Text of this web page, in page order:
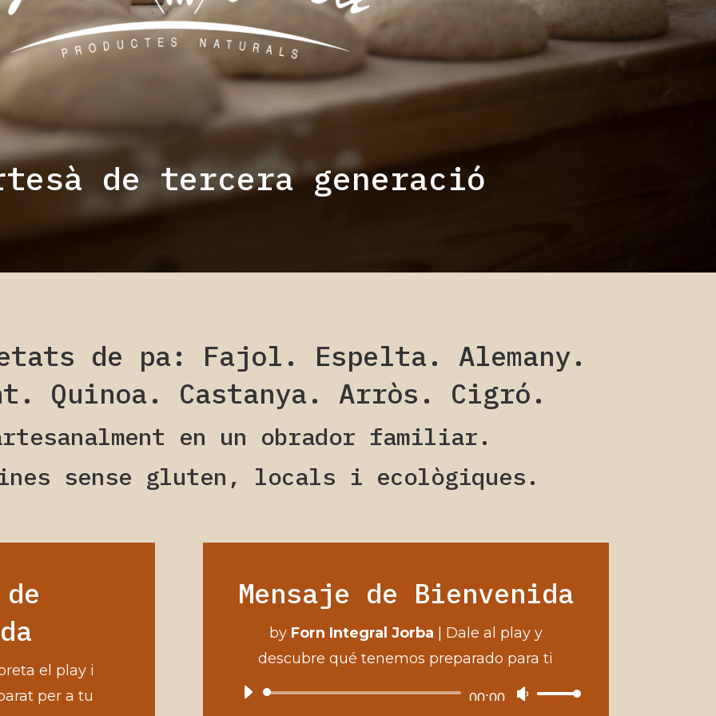
de tercera generació
de pa: Fajol. Espelta. Alemany.
Quinoa. Castanya. Arròs. Cigró.
en un obrador familiar.
sense gluten, locals i ecològiques.
el play i
per a tu
Mensaje de Bienvenida
by Forn Integral Jorba
Dale al play y
descubre qué tenemos preparado para ti
Reproductor
00:00
Feu